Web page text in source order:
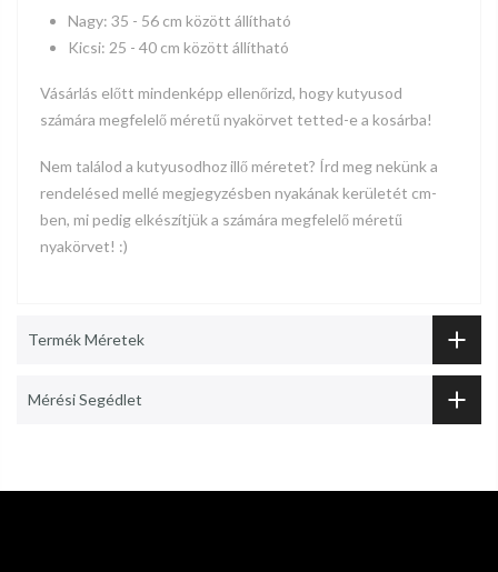
Nagy: 35 - 56 cm között állítható
Kicsi: 25 - 40 cm között állítható
Vásárlás előtt mindenképp ellenőrizd, hogy kutyusod
számára megfelelő méretű nyakörvet tetted-e a kosárba!
Nem találod a kutyusodhoz illő méretet? Írd meg nekünk a
rendelésed mellé megjegyzésben nyakának kerületét cm-
ben, mi pedig elkészítjük a számára megfelelő méretű
nyakörvet! :)
Termék Méretek
Mérési Segédlet